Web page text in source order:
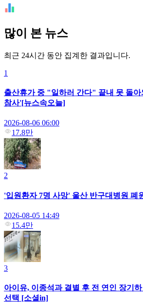
많이 본 뉴스
최근 24시간 동안 집계한 결과입니다.
1
출산휴가 중 "일하러 간다" 끝내 못 돌아
참사'[뉴스속오늘]
2026-08-06 06:00
17.8만
2
'입원환자 7명 사망' 울산 반구대병원 폐
2026-08-05 14:49
15.4만
3
아이유, 이종석과 결별 후 전 연인 장기
선택 [소셜in]